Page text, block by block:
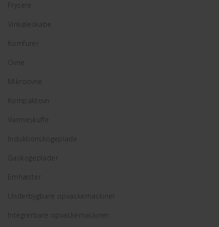
Frysere
Vinkøleskabe
Komfurer
Ovne
Mikroovne
Kompaktovn
Varmeskuffe
Induktionskogeplade
Gaskogeplader
Emhætter
Underbygbare opvaskemaskiner
Integrerbare opvaskemaskiner